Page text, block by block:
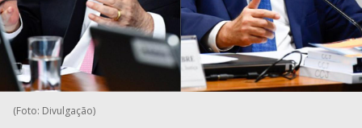
(Foto: Divulgação)